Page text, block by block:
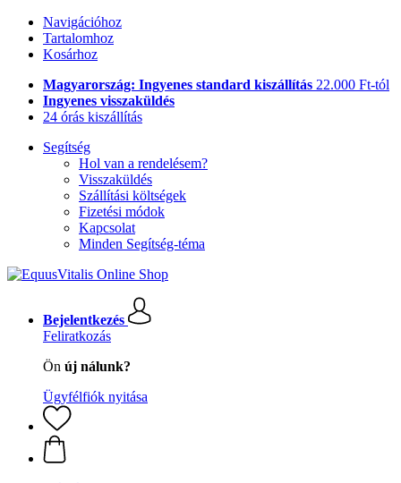
Navigációhoz
Tartalomhoz
Kosárhoz
Magyarország: Ingyenes standard kiszállítás 22.000 Ft-tól
Ingyenes visszaküldés
24 órás kiszállítás
Segítség
Hol van a rendelésem?
Visszaküldés
Szállítási költségek
Fizetési módok
Kapcsolat
Minden Segítség-téma
Bejelentkezés
Feliratkozás
Ön új nálunk?
Ügyfélfiók nyitása